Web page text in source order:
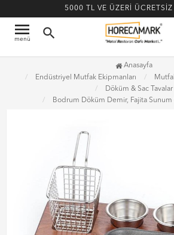
5000 TL VE ÜZERİ
menu
menü search
Anasayfa
Endüstriyel Mutfak Ekipmanları
Döküm & Sac Tavalar
Bodrum Döküm Demir, Fajita